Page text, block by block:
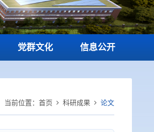
党群文化 信息公开
当前位置： 首页 科研成果 论文